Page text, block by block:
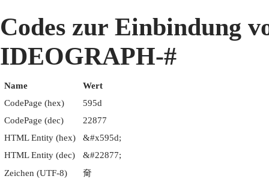
Codes zur Einbindung
IDEOGRAPH-#
Name
Wert
CodePage (hex)
595d
CodePage (dec)
22877
HTML Entity (hex)
&#x595d;
HTML Entity (dec)
&#22877;
Zeichen (UTF-8)
奝